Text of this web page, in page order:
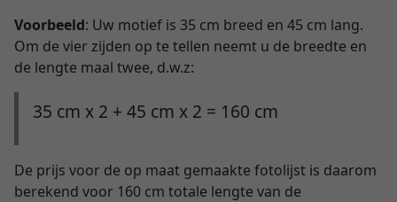
Voorbeeld: Uw motief is 35 cm breed en 45 cm lang.
Om de vier zijden op te tellen neemt u de breedte en
de lengte maal twee, d.w.z:
35 cm x 2 + 45 cm x 2 = 160 cm
De prijs voor de op maat gemaakte fotolijst is daarom
berekend voor 160 cm totale lengte van de